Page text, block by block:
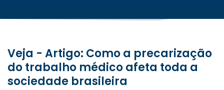
Veja - Artigo: Como a precarização
do trabalho médico afeta toda a
sociedade brasileira